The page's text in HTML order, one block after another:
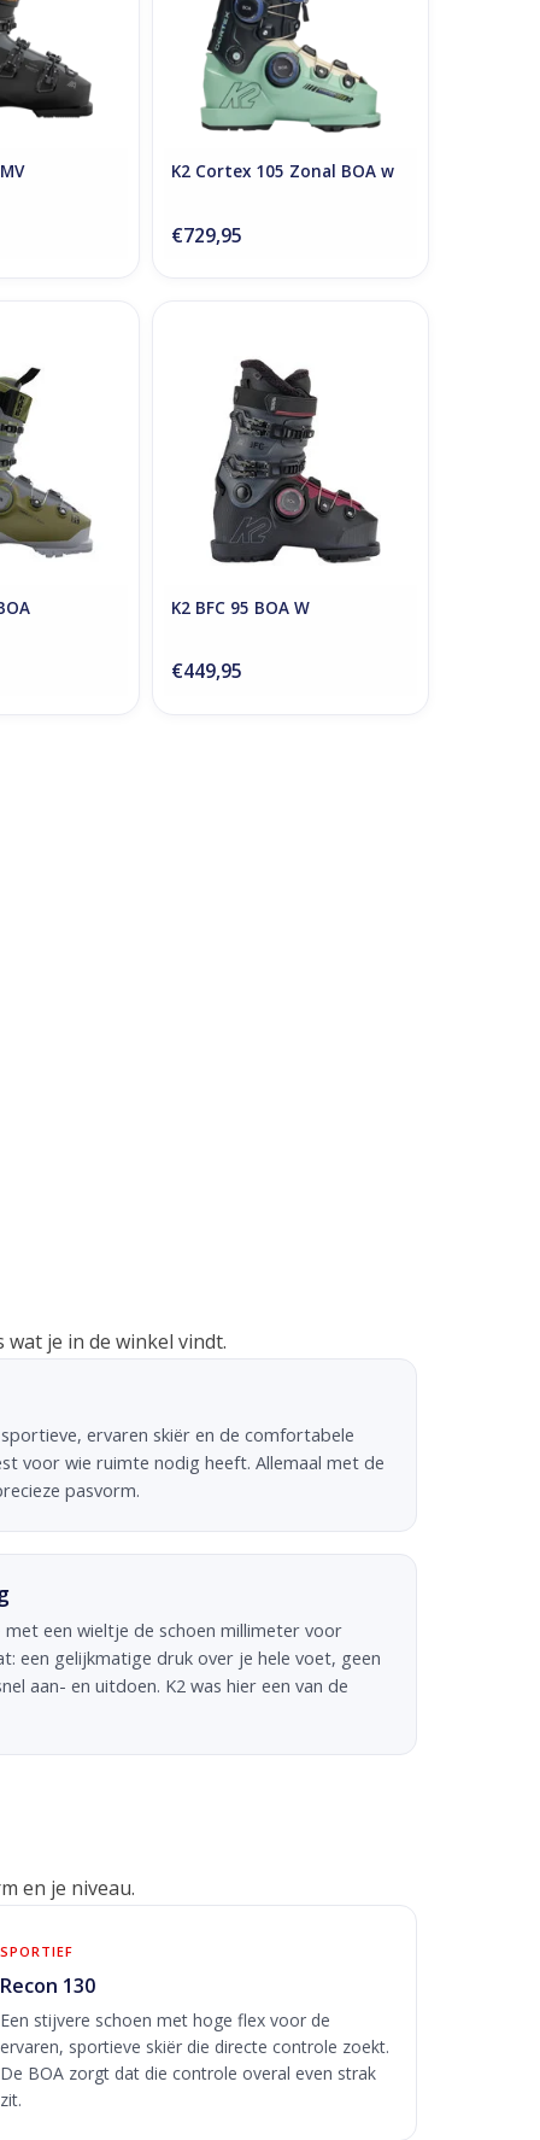
K2 Cortex 105 Zonal BOA w
€729,95
CART
ADD TO CART
K2 BFC 95 BOA W
€449,95
je in de winkel vindt.
ervaren skiër en de comfortabele
voor wie ruimte nodig heeft. Allemaal met de
pasvorm.
een wieltje de schoen millimeter voor
een gelijkmatige druk over je hele voet, geen
aan- en uitdoen. K2 was hier een van de
en je niveau.
SPORTIEF
Recon 130
Een stijvere schoen met hoge flex voor de
ervaren, sportieve skiër die directe controle zoekt.
De BOA zorgt dat die controle overal even strak
zit.